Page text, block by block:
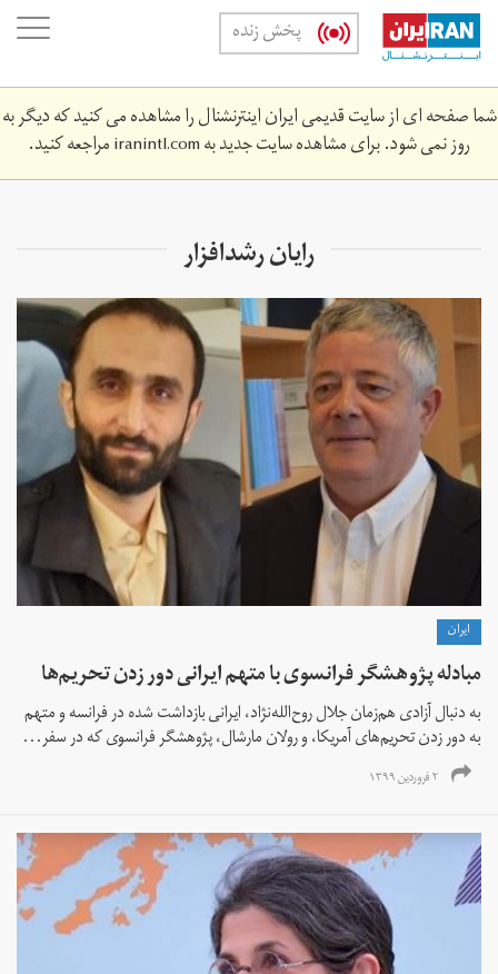
Skip
main
content
پخش زنده
شما صفحه ای از سایت قدیمی ایران اینترنشنال را مشاهده می کنید که دیگر به
روز نمی شود. برای مشاهده سایت جدید بهiranintl.comمراجعه کنید.
رایان رشدافزار
ايران
مبادله پژوهشگر فرانسوی با متهم ایرانی دور زدن تحریم‌ها
به دنبال آزادی هم‌زمان جلال روح‌الله‌نژاد، ایرانی بازداشت شده در فرانسه و متهم
به دور زدن تحریم‌های آمریکا، و رولان مارشال، پژوهشگر فرانسوی که در سفر...
۲ فروردین ۱۳۹۹